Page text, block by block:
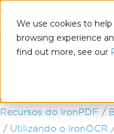
We use cookies to
browsing experience
find out more, see our
Ir para o conteúdo do
Recursos do IronPDF
Utilizando o IronOCR